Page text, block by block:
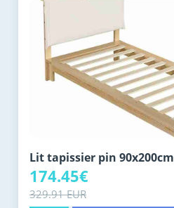
Lit tapissier pin 90x200cm
174.45€
329.91 EUR